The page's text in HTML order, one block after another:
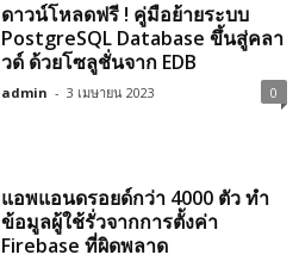
ดาวน์โหลดฟรี ! คู่มือย้ายระบบ
PostgreSQL Database ขึ้นสู่คลา
วด์ ด้วยโซลูชั่นจาก EDB
admin - 3 เมษายน 2023 0
แอพแอนดรอยด์กว่า 4000 ตัว ทำ
ข้อมูลผู้ใช้รั่วจากการตั้งค่า
Firebase ที่ผิดพลาด